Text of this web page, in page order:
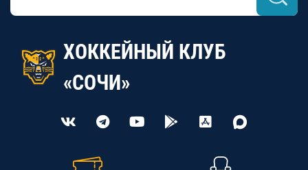
ХОККЕЙНЫЙ КЛУБ
«СОЧИ»